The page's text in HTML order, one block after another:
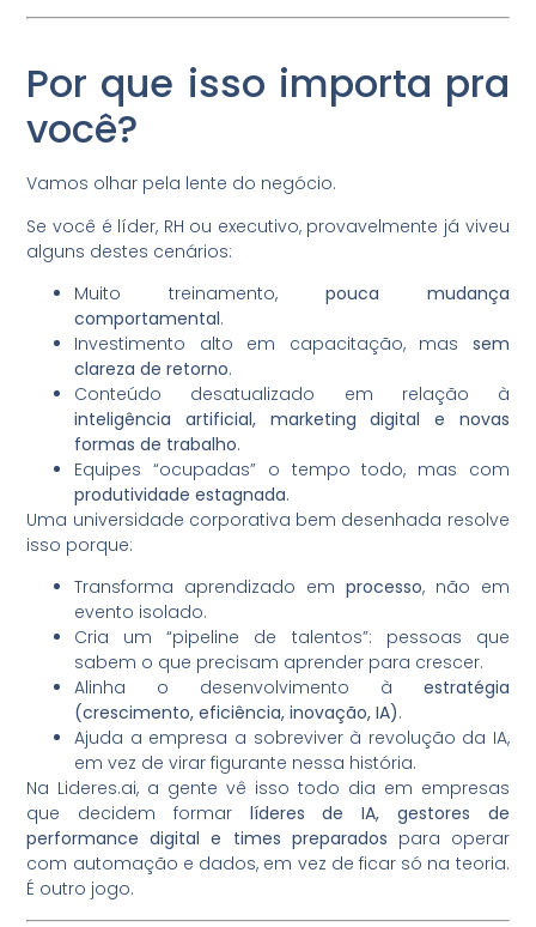
Por que isso importa pra
você?
Vamos olhar pela lente do negócio.
Se você é líder, RH ou executivo, provavelmente já viveu
alguns destes cenários:
Muito treinamento, pouca mudança
comportamental.
Investimento alto em capacitação, mas sem
clareza de retorno.
Conteúdo desatualizado em relação à
inteligência artificial, marketing digital e novas
formas de trabalho.
Equipes “ocupadas” o tempo todo, mas com
produtividade estagnada.
Uma universidade corporativa bem desenhada resolve
isso porque:
Transforma aprendizado em processo, não em
evento isolado.
Cria um “pipeline de talentos”: pessoas que
sabem o que precisam aprender para crescer.
Alinha o desenvolvimento à estratégia
(crescimento, eficiência, inovação, IA).
Ajuda a empresa a sobreviver à revolução da IA,
em vez de virar figurante nessa história.
Na Lideres.ai, a gente vê isso todo dia em empresas
que decidem formar líderes de IA, gestores de
performance digital e times preparados para operar
com automação e dados, em vez de ficar só na teoria.
É outro jogo.